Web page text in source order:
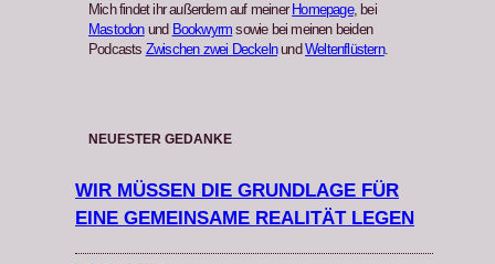
Mich findet ihr außerdem auf meiner Homepage, bei
Mastodonund Bookwyrm sowie bei meinen beiden
Podcasts Zwischen zwei DeckelnundWeltenflüstern.
NEUESTER GEDANKE
WIR MÜSSEN DIE GRUNDLAGE FÜR
EINE GEMEINSAME REALITÄT LEGEN